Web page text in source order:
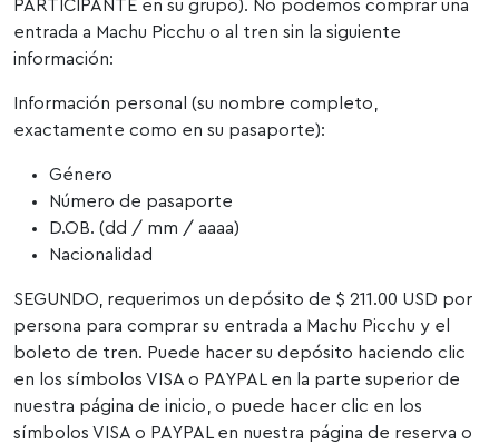
PARTICIPANTE en su grupo). No podemos comprar una
entrada a Machu Picchu o al tren sin la siguiente
información:
Información personal (su nombre completo,
exactamente como en su pasaporte):
Género
Número de pasaporte
D.OB. (dd / mm / aaaa)
Nacionalidad
SEGUNDO, requerimos un depósito de $ 211.00 USD por
persona para comprar su entrada a Machu Picchu y el
boleto de tren. Puede hacer su depósito haciendo clic
en los símbolos VISA o PAYPAL en la parte superior de
nuestra página de inicio, o puede hacer clic en los
símbolos VISA o PAYPAL en nuestra página de reserva o